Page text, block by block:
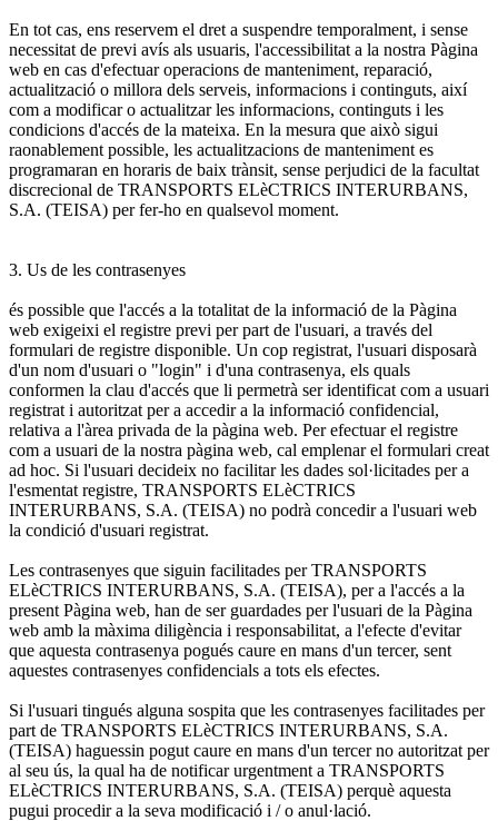
En tot cas, ens reservem el dret a suspendre temporalment, i sense
necessitat de previ avís als usuaris, l'accessibilitat a la nostra Pàgina
web en cas d'efectuar operacions de manteniment, reparació,
actualització o millora dels serveis, informacions i continguts, així
com a modificar o actualitzar les informacions, continguts i les
condicions d'accés de la mateixa. En la mesura que això sigui
raonablement possible, les actualitzacions de manteniment es
programaran en horaris de baix trànsit, sense perjudici de la facultat
discrecional de TRANSPORTS ELèCTRICS INTERURBANS,
S.A. (TEISA) per fer-ho en qualsevol moment.
3. Us de les contrasenyes
és possible que l'accés a la totalitat de la informació de la Pàgina
web exigeixi el registre previ per part de l'usuari, a través del
formulari de registre disponible. Un cop registrat, l'usuari disposarà
d'un nom d'usuari o "login" i d'una contrasenya, els quals
conformen la clau d'accés que li permetrà ser identificat com a usuari
registrat i autoritzat per a accedir a la informació confidencial,
relativa a l'àrea privada de la pàgina web. Per efectuar el registre
com a usuari de la nostra pàgina web, cal emplenar el formulari creat
ad hoc. Si l'usuari decideix no facilitar les dades sol·licitades per a
l'esmentat registre, TRANSPORTS ELèCTRICS
INTERURBANS, S.A. (TEISA) no podrà concedir a l'usuari web
la condició d'usuari registrat.
Les contrasenyes que siguin facilitades per TRANSPORTS
ELèCTRICS INTERURBANS, S.A. (TEISA), per a l'accés a la
present Pàgina web, han de ser guardades per l'usuari de la Pàgina
web amb la màxima diligència i responsabilitat, a l'efecte d'evitar
que aquesta contrasenya pogués caure en mans d'un tercer, sent
aquestes contrasenyes confidencials a tots els efectes.
Si l'usuari tingués alguna sospita que les contrasenyes facilitades per
part de TRANSPORTS ELèCTRICS INTERURBANS, S.A.
(TEISA) haguessin pogut caure en mans d'un tercer no autoritzat per
al seu ús, la qual ha de notificar urgentment a TRANSPORTS
ELèCTRICS INTERURBANS, S.A. (TEISA) perquè aquesta
pugui procedir a la seva modificació i / o anul·lació.